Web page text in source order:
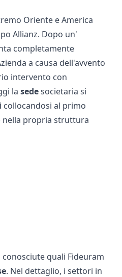
Oriente e America
Allianz. Dopo un'
completamente
a causa dell'avvento
intervento con
la sedesocietaria si
collocandosi al primo
nella propria struttura
conosciute quali Fideuram
. Nel dettaglio, i settori in